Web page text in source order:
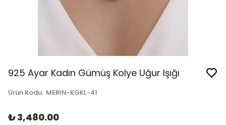
925 Ayar Kadın Gümüş Kolye Uğur Işığı
Ürün Kodu: MERIN-KGKL-41
₺ 3,480.00